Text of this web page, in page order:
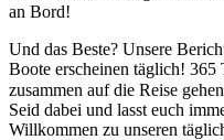
an Bord!
Und das Beste? Unsere
Boote erscheinen täglich!
zusammen auf die Reise
Seid dabei und lasst euch
Willkommen zu unseren